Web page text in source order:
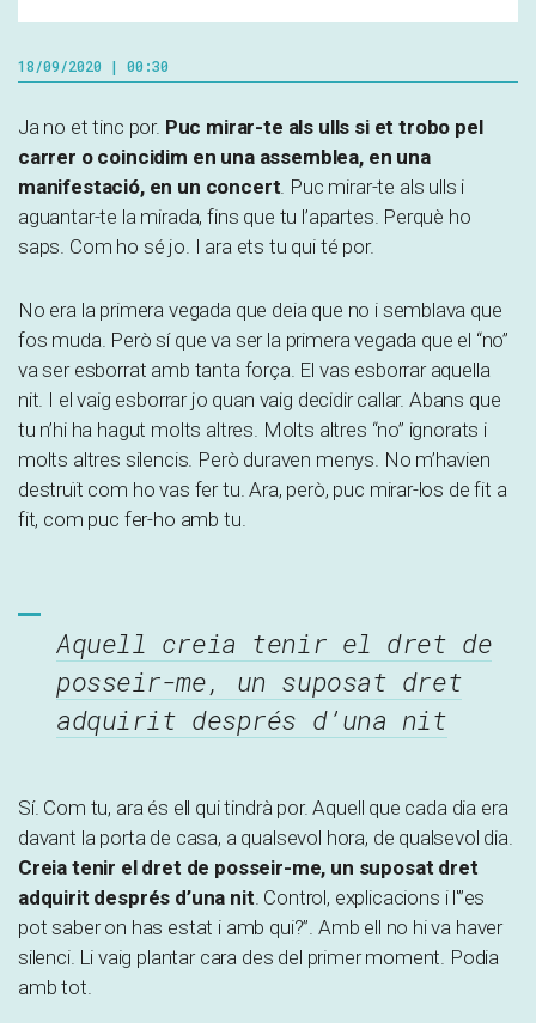
18/09/2020 | 00:30
Ja no et tinc por. Puc mirar-te als ulls si et trobo pel
carrer o coincidim en una assemblea, en una
manifestació, en un concert . Puc mirar-te als ulls i
aguantar-te la mirada, fins que tu l’apartes. Perquè ho
saps. Com ho sé jo. I ara ets tu qui té por.
No era la primera vegada que deia que no i semblava que
fos muda. Però sí que va ser la primera vegada que el “no”
va ser esborrat amb tanta força. El vas esborrar aquella
nit. I el vaig esborrar jo quan vaig decidir callar. Abans que
tu n’hi ha hagut molts altres. Molts altres “no” ignorats i
molts altres silencis. Però duraven menys. No m’havien
destruït com ho vas fer tu. Ara, però, puc mirar-los de fit a
fit, com puc fer-ho amb tu.
Aquell creia tenir el dret de
posseir-me, un suposat dret
adquirit després d’una nit
Sí. Com tu, ara és ell qui tindrà por. Aquell que cada dia era
davant la porta de casa, a qualsevol hora, de qualsevol dia.
Creia tenir el dret de posseir-me, un suposat dret
adquirit després d’una nit . Control, explicacions i l'”es
pot saber on has estat i amb qui?”. Amb ell no hi va haver
silenci. Li vaig plantar cara des del primer moment. Podia
amb tot.